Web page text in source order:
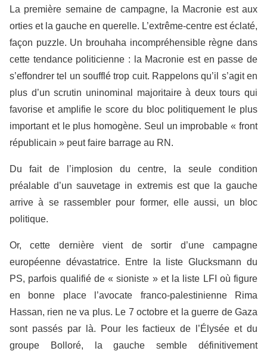
La première semaine de campagne, la Macronie est aux
orties et la gauche en querelle. L’extrême-centre est éclaté,
façon puzzle. Un brouhaha incompréhensible règne dans
cette tendance politicienne : la Macronie est en passe de
s’effondrer tel un soufflé trop cuit. Rappelons qu’il s’agit en
plus d’un scrutin uninominal majoritaire à deux tours qui
favorise et amplifie le score du bloc politiquement le plus
important et le plus homogène. Seul un improbable « front
républicain » peut faire barrage au RN.
Du fait de l’implosion du centre, la seule condition
préalable d’un sauvetage in extremis est que la gauche
arrive à se rassembler pour former, elle aussi, un bloc
politique.
Or, cette dernière vient de sortir d’une campagne
européenne dévastatrice. Entre la liste Glucksmann du
PS, parfois qualifié de « sioniste » et la liste LFI où figure
en bonne place l’avocate franco-palestinienne Rima
Hassan, rien ne va plus. Le 7 octobre et la guerre de Gaza
sont passés par là. Pour les factieux de l’Élysée et du
groupe Bolloré, la gauche semble définitivement